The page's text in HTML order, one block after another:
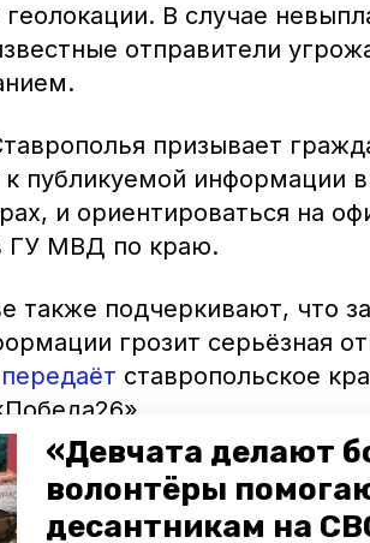
«Девчата делают
волонтёры
десантникам на
геолокации. В случае
отправители
призывает
к публикуемой информации
и ориентироваться на
ГУ МВД по краю.
также подчеркивают, что
грозит серьёзная
передаёт ставропольское
СК